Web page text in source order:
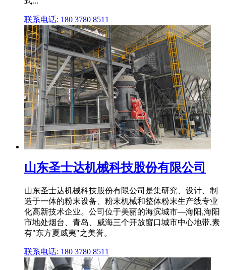
联系电话: 180 3780 8511
山东圣士达机械科技股份有限公司
山东圣士达机械科技股份有限公司是集研究、设计、制
造于一体的粉末设备、粉末机械和整体粉末生产线专业
化高新技术企业。公司位于美丽的海滨城市—海阳,海阳
市地处烟台、青岛、威海三个开放窗口城市中心地带,素
有"东方夏威夷"之美誉。
联系电话: 180 3780 8511